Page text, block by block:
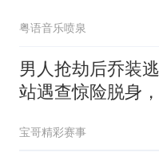
粤语音乐喷泉
男人抢劫后乔装
站遇查惊险脱身
宝哥精彩赛事